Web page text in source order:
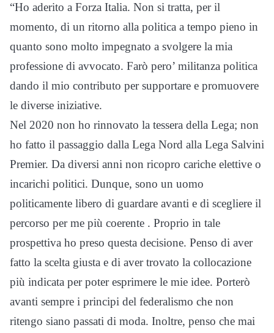
“Ho aderito a Forza Italia. Non si tratta, per il
momento, di un ritorno alla politica a tempo pieno in
quanto sono molto impegnato a svolgere la mia
professione di avvocato. Farò pero’ militanza politica
dando il mio contributo per supportare e promuovere
le diverse iniziative.
Nel 2020 non ho rinnovato la tessera della Lega; non
ho fatto il passaggio dalla Lega Nord alla Lega Salvini
Premier. Da diversi anni non ricopro cariche elettive o
incarichi politici. Dunque, sono un uomo
politicamente libero di guardare avanti e di scegliere il
percorso per me più coerente . Proprio in tale
prospettiva ho preso questa decisione. Penso di aver
fatto la scelta giusta e di aver trovato la collocazione
più indicata per poter esprimere le mie idee. Porterò
avanti sempre i principi del federalismo che non
ritengo siano passati di moda. Inoltre, penso che mai